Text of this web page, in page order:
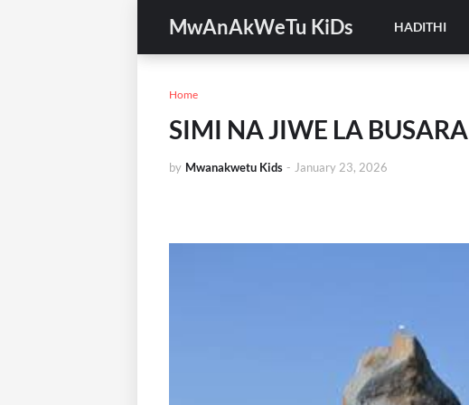
MwAnAkWeTu KiDs HADITHI
Home
SIMI NA JIWE LA BUSARA
by Mwanakwetu Kids - January 23, 2026